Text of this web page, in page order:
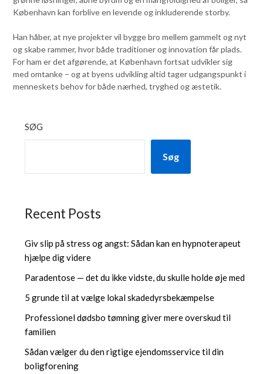
København kan forblive en levende og inkluderende storby.
Han håber, at nye projekter vil bygge bro mellem gammelt og nyt
og skabe rammer, hvor både traditioner og innovation får plads.
For ham er det afgørende, at København fortsat udvikler sig
med omtanke – og at byens udvikling altid tager udgangspunkt i
menneskets behov for både nærhed, tryghed og æstetik.
SØG
Søg
Recent Posts
Giv slip på stress og angst: Sådan kan en hypnoterapeut
hjælpe dig videre
Paradentose — det du ikke vidste, du skulle holde øje med
5 grunde til at vælge lokal skadedyrsbekæmpelse
Professionel dødsbo tømning giver mere overskud til
familien
Sådan vælger du den rigtige ejendomsservice til din
boligforening